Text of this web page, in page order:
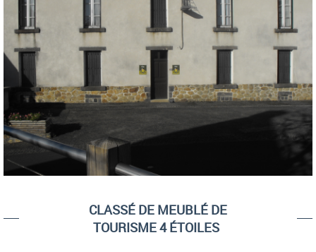
CLASSÉ DE MEUBLÉ DE
TOURISME 4 ÉTOILES